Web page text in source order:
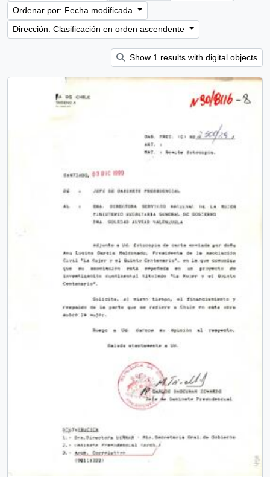
Ordenar por: Fecha modificada
Dirección: Clasificación en orden ascendente
Show 1 results with digital objects